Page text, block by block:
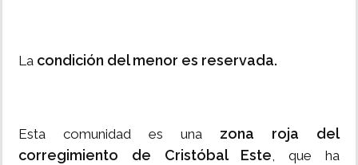
La condición del menor es reservada.
Esta comunidad es una zona roja del
corregimiento de Cristóbal Este, que ha